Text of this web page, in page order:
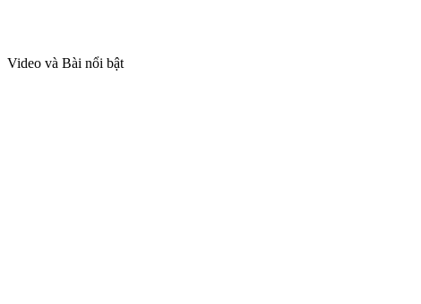
Video và Bài nổi bật